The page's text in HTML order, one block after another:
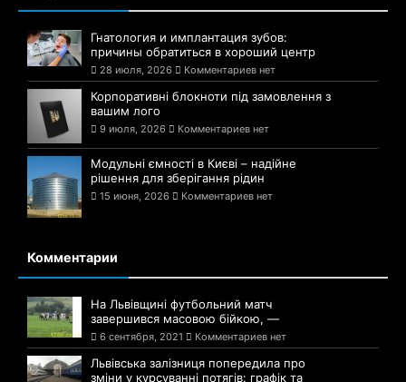
Гнатология и имплантация зубов:
причины обратиться в хороший центр
28 июля, 2026 Комментариев нет
Корпоративні блокноти під замовлення з
вашим лого
9 июля, 2026 Комментариев нет
Модульні ємності в Києві – надійне
рішення для зберігання рідин
15 июня, 2026 Комментариев нет
Комментарии
На Львівщині футбольний матч
завершився масовою бійкою, —
6 сентября, 2021 Комментариев нет
Львівська залізниця попередила про
зміни у курсуванні потягів: графік та